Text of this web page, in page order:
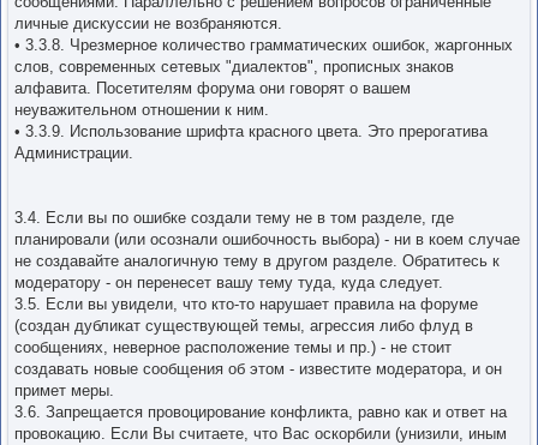
личные дискуссии не возбраняются.
• 3.3.8. Чpезмеpное количество гpамматических ошибок, жаргонных
слов, современных сетевых "диалектов", прописных знаков
алфавита. Посетителям форума они говорят о вашем
неуважительном отношении к ним.
• 3.3.9. Использование шрифта красного цвета. Это прерогатива
Администрации.
3.4. Если вы по ошибке создали тему не в том разделе, где
планировали (или осознали ошибочность выбора) - ни в коем случае
не создавайте аналогичную тему в другом разделе. Обратитесь к
модератору - он перенесет вашу тему туда, куда следует.
3.5. Если вы увидели, что кто-то нарушает правила на форуме
(создан дубликат существующей темы, агрессия либо флуд в
сообщениях, неверное расположение темы и пр.) - не стоит
создавать новые сообщения об этом - известите модератора, и он
примет меры.
3.6. Запрещается провоцирование конфликта, равно как и ответ на
провокацию. Если Вы считаете, что Вас оскорбили (унизили, иным